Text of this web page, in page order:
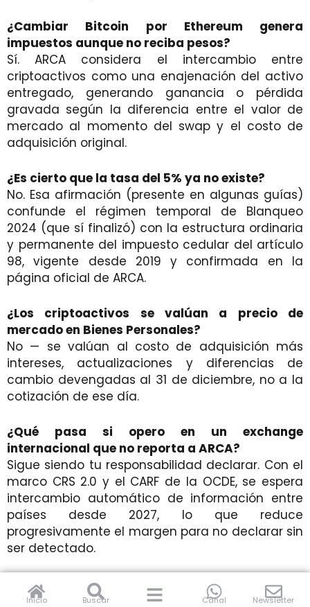
Inicio Buscar Canal Newsletter
¿Cambiar Bitcoin por Ethereum genera
impuestos aunque no reciba pesos?
Sí. ARCA considera el intercambio entre
criptoactivos como una enajenación del activo
entregado, generando ganancia o pérdida
gravada según la diferencia entre el valor de
mercado al momento del swap y el costo de
adquisición original.
¿Es cierto que la tasa del 5% ya no existe?
No. Esa afirmación (presente en algunas guías)
confunde el régimen temporal de Blanqueo
2024 (que sí finalizó) con la estructura ordinaria
y permanente del impuesto cedular del artículo
98, vigente desde 2019 y confirmada en la
página oficial de ARCA.
¿Los criptoactivos se valúan a precio de
mercado en Bienes Personales?
No — se valúan al costo de adquisición más
intereses, actualizaciones y diferencias de
cambio devengadas al 31 de diciembre, no a la
cotización de ese día.
¿Qué pasa si opero en un exchange
internacional que no reporta a ARCA?
Sigue siendo tu responsabilidad declarar. Con el
marco CRS 2.0 y el CARF de la OCDE, se espera
intercambio automático de información entre
países desde 2027, lo que reduce
progresivamente el margen para no declarar sin
ser detectado.
¿Todas las provincias cobran Ingresos Brutos
sobre criptomonedas?